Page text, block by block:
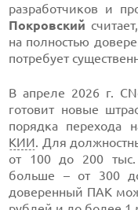
разработчиков и
Покровский
на полностью
потребует
В апреле 2026 г.
готовит новые
порядка перехода
КИИ. Для
от 100 до 200 тыс.
больше – от 300
доверенный ПАК